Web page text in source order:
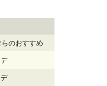
のおすすめ